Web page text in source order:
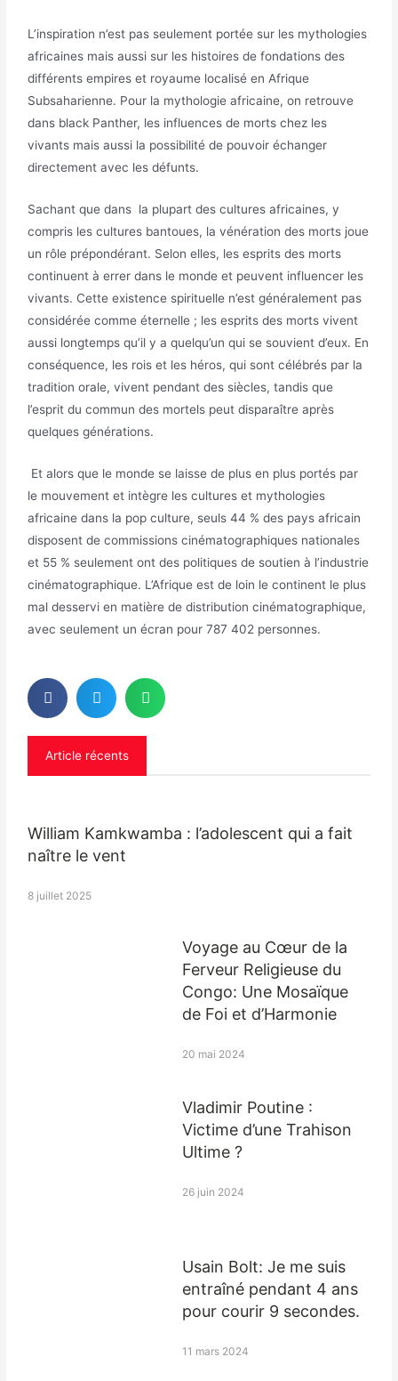
L’inspiration n’est pas seulement portée sur les mythologies
africaines mais aussi sur les histoires de fondations des
différents empires et royaume localisé en Afrique
Subsaharienne. Pour la mythologie africaine, on retrouve
dans black Panther, les influences de morts chez les
vivants mais aussi la possibilité de pouvoir échanger
directement avec les défunts.
Sachant que dans la plupart des cultures africaines, y
compris les cultures bantoues, la vénération des morts joue
un rôle prépondérant. Selon elles, les esprits des morts
continuent à errer dans le monde et peuvent influencer les
vivants. Cette existence spirituelle n’est généralement pas
considérée comme éternelle ; les esprits des morts vivent
aussi longtemps qu’il y a quelqu’un qui se souvient d’eux. En
conséquence, les rois et les héros, qui sont célébrés par la
tradition orale, vivent pendant des siècles, tandis que
l’esprit du commun des mortels peut disparaître après
quelques générations.
Et alors que le monde se laisse de plus en plus portés par
le mouvement et intègre les cultures et mythologies
africaine dans la pop culture, seuls 44 % des pays africain
disposent de commissions cinématographiques nationales
et 55 % seulement ont des politiques de soutien à l’industrie
cinématographique. L’Afrique est de loin le continent le plus
mal desservi en matière de distribution cinématographique,
avec seulement un écran pour 787 402 personnes.
Article récents
William Kamkwamba : l’adolescent qui a fait
naître le vent
8 juillet 2025
Voyage au Cœur de la
Ferveur Religieuse du
Congo: Une Mosaïque
de Foi et d’Harmonie
20 mai 2024
Vladimir Poutine :
Victime d’une Trahison
Ultime ?
26 juin 2024
Usain Bolt: Je me suis
entraîné pendant 4 ans
pour courir 9 secondes.
11 mars 2024